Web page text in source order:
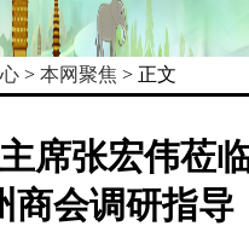
> 本网聚焦 > 正文
席张宏伟莅
商会调研指导